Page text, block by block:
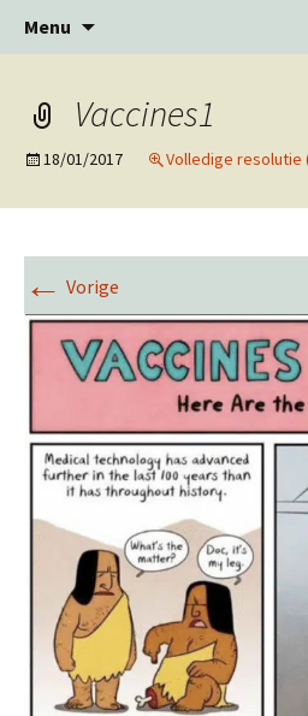
Menu
inhoud
Vaccines1
18/01/2017 Volledige resolutie
← Vorige